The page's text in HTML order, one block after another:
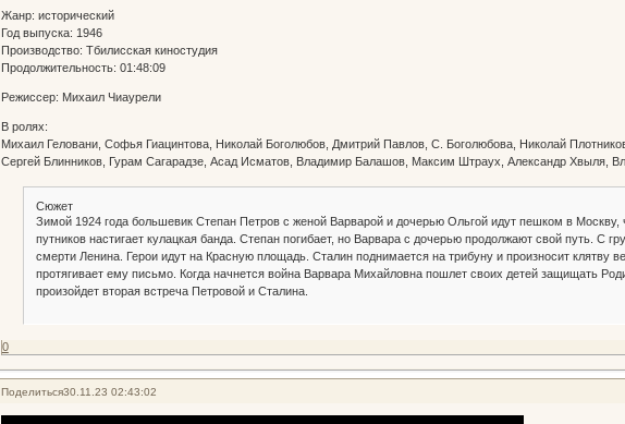
Жанр: исторический
Год выпуска: 1946
Производство: Тбилисская киностудия
Продолжительность: 01:48:09
Режиссер: Михаил Чиаурели
В ролях:
Михаил Геловани, Софья Гиацинтова, Николай Боголюбов, Дмитрий Павлов, С. Боголюбова, Николай
Сергей Блинников, Гурам Сагарадзе, Асад Исматов, Владимир Балашов, Максим Штраух, Александр Хвыля,
Сюжет
Зимой 1924 года большевик Степан Петров с женой Варварой и дочерью Ольгой идут пешком в Москву,
путников настигает кулацкая банда. Степан погибает, но Варвара с дочерью продолжают свой путь. С
смерти Ленина. Герои идут на Красную площадь. Сталин поднимается на трибуну и произносит клятву
протягивает ему письмо. Когда начнется война Варвара Михайловна пошлет своих детей защищать
произойдет вторая встреча Петровой и Сталина.
0
Поделиться30.11.23 02:43:02